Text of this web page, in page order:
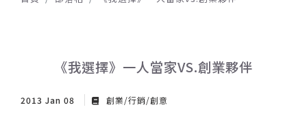
《我選擇》一人當家VS.創業夥伴
2013 Jan 08 創業/行銷/創意